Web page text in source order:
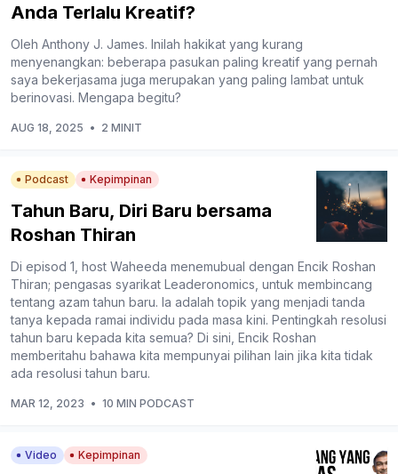
Anda Terlalu Kreatif?
Oleh Anthony J. James. Inilah hakikat yang kurang
menyenangkan: beberapa pasukan paling kreatif yang pernah
saya bekerjasama juga merupakan yang paling lambat untuk
berinovasi. Mengapa begitu?
AUG 18, 2025 • 2 MINIT
Podcast Kepimpinan
Tahun Baru, Diri Baru bersama
Roshan Thiran
Di episod 1, host Waheeda menemubual dengan Encik Roshan
Thiran; pengasas syarikat Leaderonomics, untuk membincang
tentang azam tahun baru. Ia adalah topik yang menjadi tanda
tanya kepada ramai individu pada masa kini. Pentingkah resolusi
tahun baru kepada kita semua? Di sini, Encik Roshan
memberitahu bahawa kita mempunyai pilihan lain jika kita tidak
ada resolusi tahun baru.
MAR 12, 2023 • 10 MIN PODCAST
Video Kepimpinan